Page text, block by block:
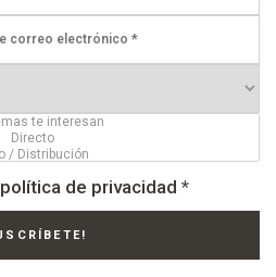
política de privacidad *